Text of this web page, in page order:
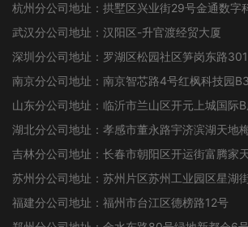
杭州分公司地址：拱墅区兴业街29号金通数字
武汉分公司地址：汉阳区-升官渡经贸大厦
深圳分公司地址：罗湖区松园社区笋岗东路
南京分公司地址：南京智芯路4号红枫科技园
山东分公司地址：临沂市兰山区开元上城国际B
湖北分公司地址：孝感市董永路宇济滨湖天地
吉林分公司地址：长春市朝阳区开运街富腾家
苏州分公司地址：苏州片区苏州工业园区星湖
福建分公司地址：福州市台江区德榜路12号